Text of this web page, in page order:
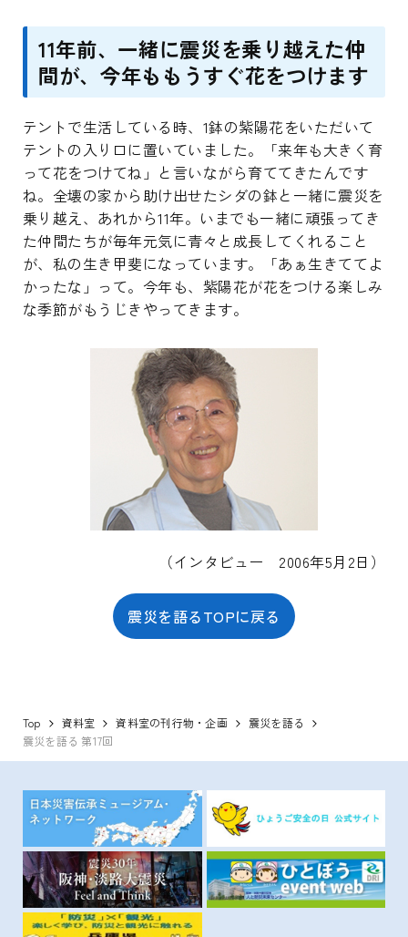
11年前、一緒に震災を乗り越えた仲
間が、今年ももうすぐ花をつけます
テントで生活している時、1鉢の紫陽花をいただいて
テントの入り口に置いていました。「来年も大きく育
って花をつけてね」と言いながら育ててきたんです
ね。全壊の家から助け出せたシダの鉢と一緒に震災を
乗り越え、あれから11年。いまでも一緒に頑張ってき
た仲間たちが毎年元気に青々と成長してくれること
が、私の生き甲斐になっています。「あぁ生きててよ
かったな」って。今年も、紫陽花が花をつける楽しみ
な季節がもうじきやってきます。
（インタビュー 2006年5月2日）
震災を語るTOPに戻る
Top 資料室 資料室の刊行物・企画
震災を語る
震災を語る 第17回